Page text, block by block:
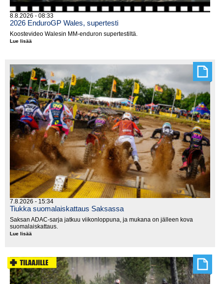
8.8.2026 - 08:33
2026 EnduroGP Wales, supertesti
Koostevideo Walesin MM-enduron supertestiltä.
Lue lisää
7.8.2026 - 15:34
Tiukka suomalaiskattaus Saksassa
Saksan ADAC-sarja jatkuu viikonloppuna, ja mukana on jälleen kova
suomalaiskattaus.
Lue lisää